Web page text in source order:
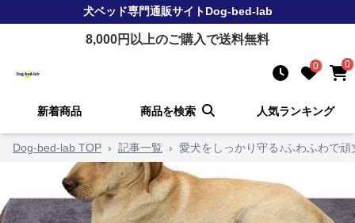
犬ベッド専門通販サイトDog-bed-lab
8,000円以上のご購入で送料無料
0 0
新着商品 商品を検索 人気ランキング
Dog-bed-lab TOP › 記事一覧 › 愛犬をしっかり守る♪ふわふわで